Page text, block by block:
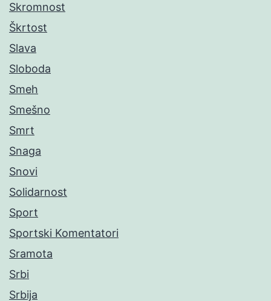
Skromnost
Škrtost
Slava
Sloboda
Smeh
Smešno
Smrt
Snaga
Snovi
Solidarnost
Sport
Sportski Komentatori
Sramota
Srbi
Srbija